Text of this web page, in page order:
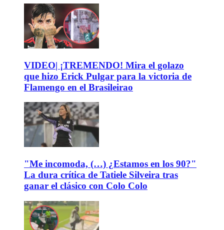
VIDEO| ¡TREMENDO! Mira el golazo
que hizo Erick Pulgar para la victoria de
Flamengo en el Brasileirao
"Me incomoda, (…) ¿Estamos en los 90?"
La dura crítica de Tatiele Silveira tras
ganar el clásico con Colo Colo